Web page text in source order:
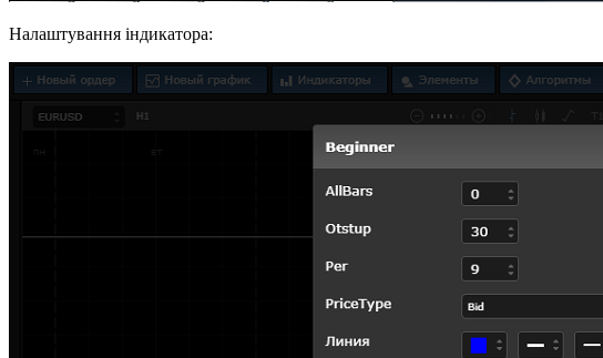
Налаштування індикатора: